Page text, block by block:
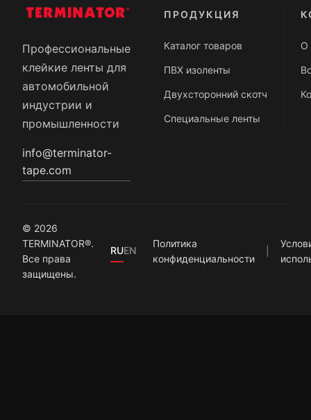
Профессиональные
клейкие ленты для
автомобильной
индустрии и
промышленности
info@terminator-
tape.com
ПРОДУКЦИЯ
Каталог товаров
ПВХ изоленты
Двухсторонний скотч
Специальные ленты
О
© 2026
TERMINATOR®.
Все права
защищены.
RUEN
Политика
конфиденциальности